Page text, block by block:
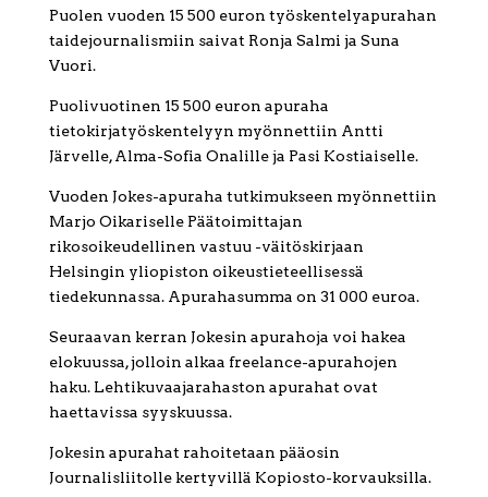
Puolen vuoden 15 500 euron työskentelyapurahan
taidejournalismiin saivat Ronja Salmi ja Suna
Vuori.
Puolivuotinen 15 500 euron apuraha
tietokirjatyöskentelyyn myönnettiin Antti
Järvelle, Alma-Sofia Onalille ja Pasi Kostiaiselle.
Vuoden Jokes-apuraha tutkimukseen myönnettiin
Marjo Oikariselle Päätoimittajan
rikosoikeudellinen vastuu -väitöskirjaan
Helsingin yliopiston oikeustieteellisessä
tiedekunnassa. Apurahasumma on 31 000 euroa.
Seuraavan kerran Jokesin apurahoja voi hakea
elokuussa, jolloin alkaa freelance-apurahojen
haku. Lehtikuvaajarahaston apurahat ovat
haettavissa syyskuussa.
Jokesin apurahat rahoitetaan pääosin
Journalisliitolle kertyvillä Kopiosto-korvauksilla.